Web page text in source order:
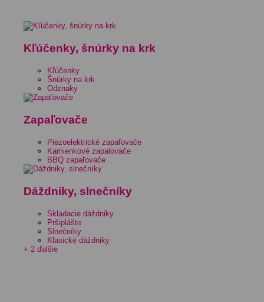
Kľúčenky, šnúrky na krk
Kľúčenky
Šnúrky na krk
Odznaky
Zapaľovače
Piezoelektrické zapaľovače
Kamienkové zapalovače
BBQ zapaľovače
Dáždniky, slnečníky
Skladacie dáždniky
Pršiplášte
Slnečníky
Klasické dáždniky
+ 2 ďalšie